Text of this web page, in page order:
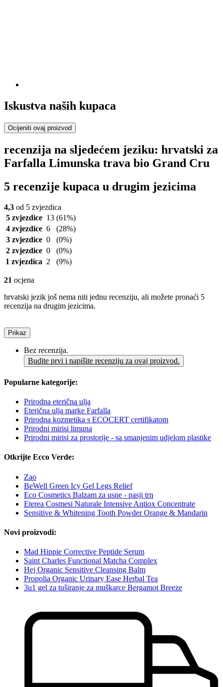
Iskustva naših kupaca
Ocijeniti ovaj proizvod
recenzija na sljedećem jeziku: hrvatski za
Farfalla Limunska trava bio Grand Cru
5 recenzije kupaca u drugim jezicima
4,3 od 5 zvjezdica
5 zvjezdice 13 (61%)
4 zvjezdice 6
(28%)
3 zvjezdice 0
(0%)
2 zvjezdice 0
(0%)
1 zvjezdica 2 (9%)
21 ocjena
hrvatski jezik još nema niti jednu recenziju, ali možete pronaći 5
recenzija na drugim jezicima.
Prikaz
Bez recenzija.
Budite prvi i napišite recenziju za ovaj proizvod.
Popularne kategorije:
Prirodna eterična ulja
Eterična ulja marke Farfalla
Prirodna kozmetika s ECOCERT certifikatom
Prirodni mirisi limuna
Prirodni mirisi za prostorije - sa smanjenim udjelom plastike
Otkrijte Ecco Verde:
Zao
BeWell Green Icy Gel Legs Relief
Eco Cosmetics Balzam za usne - pasji trn
Eterea Cosmesi Naturale Intensive Antiox Concentrate
Sensitive & Whitening Tooth Powder Orange & Mandarin
Novi proizvodi:
Mad Hippie Corrective Peptide Serum
Saint Charles Functional Matcha Complex
Hej Organic Sensitive Cleansing Balm
Propolia Organic Urinary Ease Herbal Tea
3u1 gel za tuširanje za muškarce Bergamot Breeze